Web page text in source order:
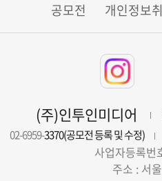
공모전 개인정보
(주)인투인미디어
02-6959-3370(공모전 등록 및 수정)
사업자등록
주소 : 서